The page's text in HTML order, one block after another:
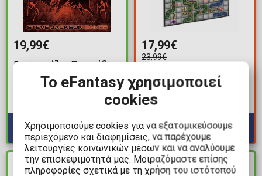
19,99€
Επιτραπέζιο Παιχνίδι
Tribes
17,99€
23,99€
Επέκταση Robo Rally -
Chaos & Carnage
Διαθέσιμα: 1
ΔΙΑΘΕΣΙΜΟ ΔΙΑΘΕΣΙΜΟ
Το eFantasy χρησιμοποιεί
cookies
Χρησιμοποιούμε cookies για να εξατομικεύσουμε
περιεχόμενο και διαφημίσεις, να παρέχουμε
λειτουργίες κοινωνικών μέσων και να αναλύουμε
την επισκεψιμότητά μας. Μοιραζόμαστε επίσης
πληροφορίες σχετικά με τη χρήση του ιστότοπού